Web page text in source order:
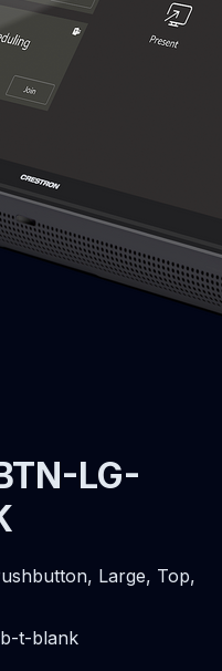
LG-
Large, Top,
t-blank